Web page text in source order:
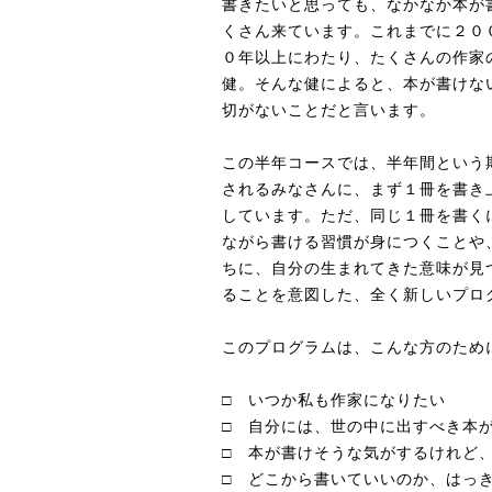
書きたいと思っても、なかなか本
くさん来ています。これまでに２
０年以上にわたり、たくさんの作
健。そんな健によると、本が書け
切がないことだと言います。
この半年コースでは、半年間とい
されるみなさんに、まず１冊を書
しています。ただ、同じ１冊を書
ながら書ける習慣が身につくこと
ちに、自分の生まれてきた意味が
ることを意図した、全く新しいプ
このプログラムは、こんな方のため
□ いつか私も作家になりたい
□ 自分には、世の中に出すべき本
□ 本が書けそうな気がするけれど
□ どこから書いていいのか、はっ